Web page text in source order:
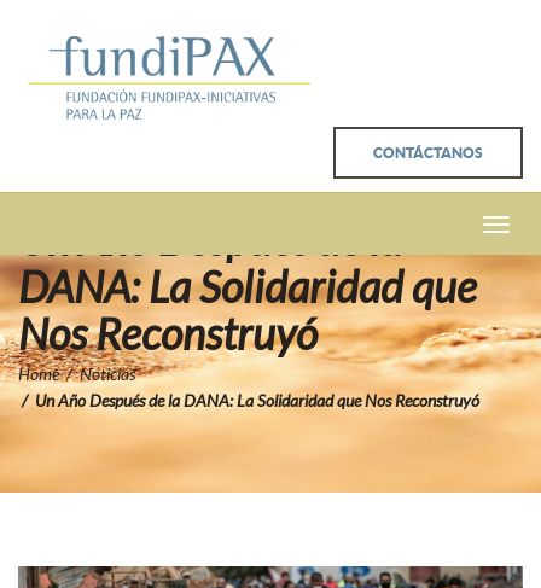
CONTÁCTANOS
Toggle
DANA: La Solidaridad que
Nos Reconstruyó
Home
Noticias
Un Año Después de la DANA: La Solidaridad que Nos Reconstruyó